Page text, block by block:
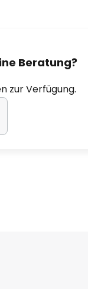
Beratung?
zur Verfügung.